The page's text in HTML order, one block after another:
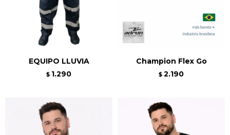
EQUIPO LLUVIA
$ 1.290
Champion Flex Go
$ 2.190